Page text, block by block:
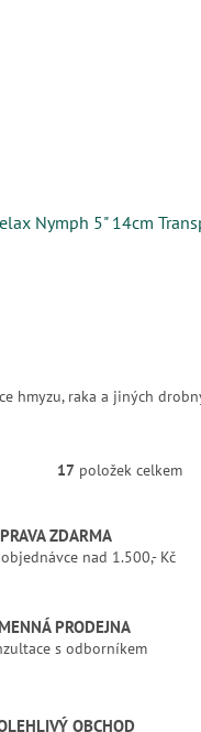
Nymph 5" 14cm
hmyzu, raka a jiných
O
d
í
p
17 položek celkem
ZDARMA
nad 1.500,- Kč
PRODEJNA
s odborníkem
OBCHOD